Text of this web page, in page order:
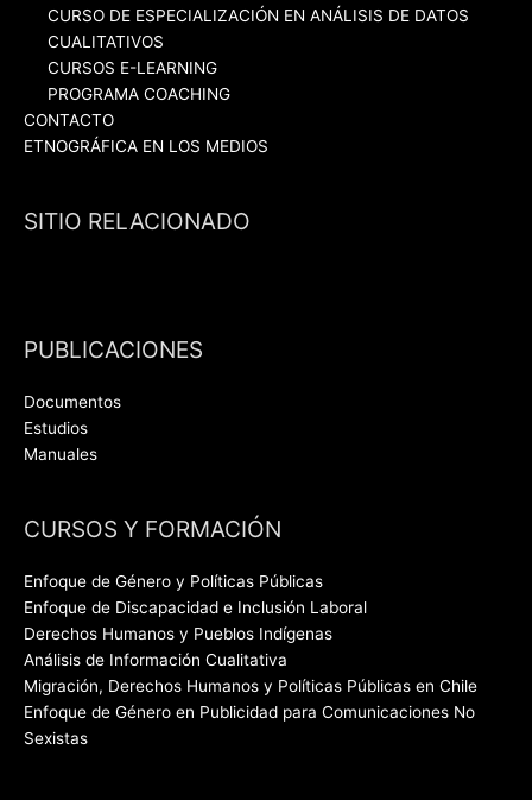
CURSO DE ESPECIALIZACIÓN EN ANÁLISIS DE DATOS
CUALITATIVOS
CURSOS E-LEARNING
PROGRAMA COACHING
CONTACTO
ETNOGRÁFICA EN LOS MEDIOS
SITIO RELACIONADO
PUBLICACIONES
Documentos
Estudios
Manuales
CURSOS Y FORMACIÓN
Enfoque de Género y Políticas Públicas
Enfoque de Discapacidad e Inclusión Laboral
Derechos Humanos y Pueblos Indígenas
Análisis de Información Cualitativa
Migración, Derechos Humanos y Políticas Públicas en Chile
Enfoque de Género en Publicidad para Comunicaciones No
Sexistas